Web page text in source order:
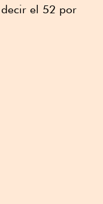
el 52 por